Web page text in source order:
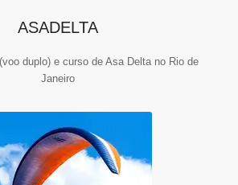
ASADELTA
duplo) e curso de Asa Delta no Rio de
Janeiro